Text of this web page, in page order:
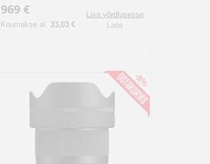
969 €
Kuumakse al. 33,03 €
Lisa võrdlusesse
Laos
-8%